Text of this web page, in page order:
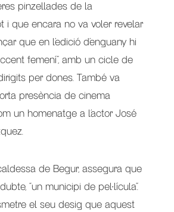
pinzellades de la
i que encara no va voler revelar
que en l’edició d’enguany hi
femení”, amb un cicle de
per dones. També va
presència de cinema
un homenatge a l’actor José
de Begur, assegura que
“un municipi de pel·lícula”.
el seu desig que aquest